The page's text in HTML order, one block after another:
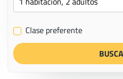
✔ Clase preferente